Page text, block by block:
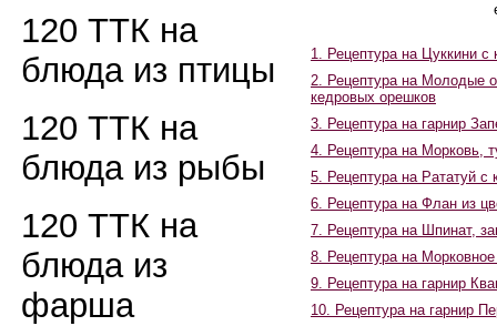
120 ТТК на
блюда из птицы
120 ТТК на
блюда из рыбы
120 ТТК на
блюда из
фарша
1. Рецептура на Цуккини с
2. Рецептура на Молодые
кедровых орешков
3. Рецептура на гарнир
4. Рецептура на Морковь,
5. Рецептура на Рататуй с
6. Рецептура на Флан из
7. Рецептура на Шпинат,
8. Рецептура на
9. Рецептура на гарнир
10. Рецептура на гарнир